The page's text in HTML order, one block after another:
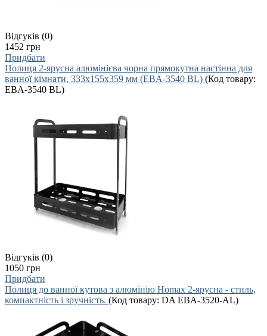
Відгуків (0)
1452 грн
Придбати
Полиця 2-ярусна алюмінієва чорна прямокутна настінна для
ванної кімнати, 333x155x359 мм (EBA-3540 BL) (Код товару:
EBA-3540 BL)
Відгуків (0)
1050 грн
Придбати
Полиця до ванної кутова з алюмінію Homax 2-ярусна - стиль,
компактність і зручність. (Код товару: DA EBA-3520-AL)